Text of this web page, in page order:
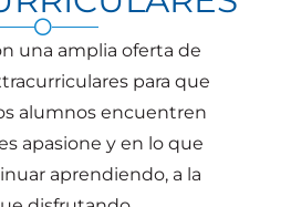
una amplia oferta de
para que
alumnos encuentren
apasione y en lo que
aprendiendo, a la